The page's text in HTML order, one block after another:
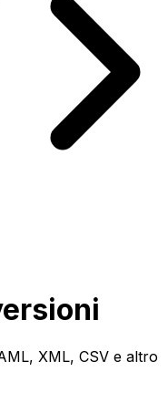
XML, CSV e altro